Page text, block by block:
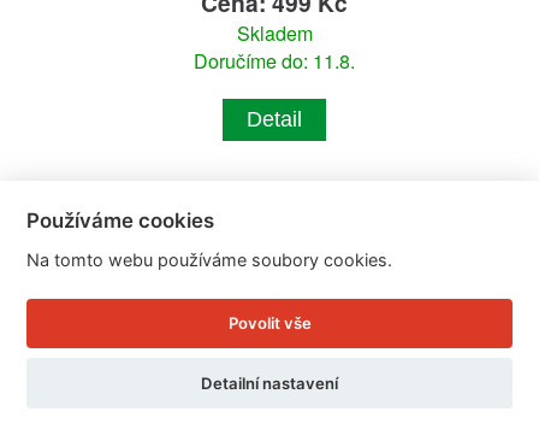
Skladem
Doručíme do: 11.8.
Detail
Používáme cookies
Na tomto webu používáme soubory cookies.
Povolit vše
Detailní nastavení